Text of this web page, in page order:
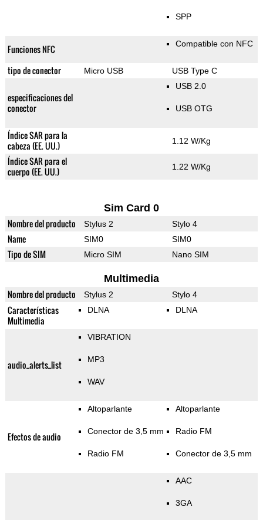
SPP
Funciones NFC Compatible con NFC
tipo de conector Micro USB USB Type C
especificaciones del
conector
USB 2.0
USB OTG
Índice SAR para la
cabeza (EE. UU.)
1.12 W/Kg
Índice SAR para el
cuerpo (EE. UU.)
1.22 W/Kg
Sim Card 0
Nombre del producto Stylus 2 Stylo 4
Name SIM0 SIM0
Tipo de SIM Micro SIM Nano SIM
Multimedia
Nombre del producto Stylus 2 Stylo 4
Características
Multimedia
DLNA DLNA
audio_alerts_list
VIBRATION
MP3
WAV
Efectos de audio
Altoparlante
Conector de 3,5 mm
Radio FM
Altoparlante
Radio FM
Conector de 3,5 mm
AAC
3GA